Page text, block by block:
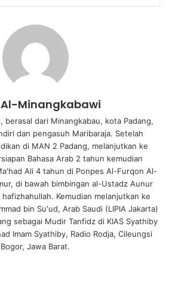
Minangkabawi
berasal dari Minangkabau, kota Padang,
dan pengasuh Maribaraja. Setelah
di MAN 2 Padang, melanjutkan ke
Bahasa Arab 2 tahun kemudian
Ali 4 tahun di Ponpes Al-Furqon Al-
di bawah bimbingan al-Ustadz Aunur
Kemudian melanjutkan ke
bin Su'ud, Arab Saudi (LIPIA Jakarta)
sebagai Mudir Tanfidz di KIAS Syathiby
Imam Syathiby, Radio Rodja, Cileungsi
Bogor, Jawa Barat.